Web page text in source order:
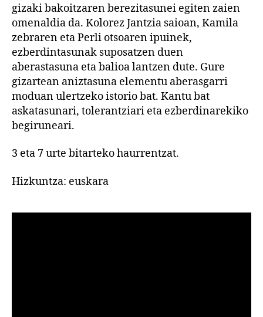
gizaki bakoitzaren berezitasunei egiten zaien
omenaldia da. Kolorez Jantzia saioan, Kamila
zebraren eta Perli otsoaren ipuinek,
ezberdintasunak suposatzen duen
aberastasuna eta balioa lantzen dute. Gure
gizartean aniztasuna elementu aberasgarri
moduan ulertzeko istorio bat. Kantu bat
askatasunari, tolerantziari eta ezberdinarekiko
begiruneari.
3 eta 7 urte bitarteko haurrentzat.
Hizkuntza: euskara